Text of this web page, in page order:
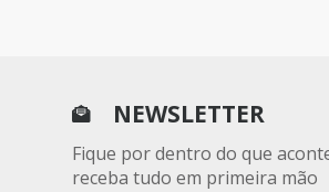
NEWSLETTER
Fique por dentro do que
receba tudo em primeira mão